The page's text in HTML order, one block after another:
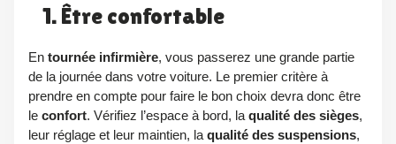
1. Être confortable
En tournée infirmière, vous passerez une grande partie
de la journée dans votre voiture. Le premier critère à
prendre en compte pour faire le bon choix devra donc être
le confort. Vérifiez l’espace à bord, laqualité des sièges,
leur réglage et leur maintien, laqualité des suspensions,